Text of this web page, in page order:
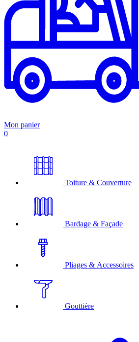
Mon panier
0
Toiture & Couverture
Bardage & Façade
Pliages & Accessoires
Gouttière